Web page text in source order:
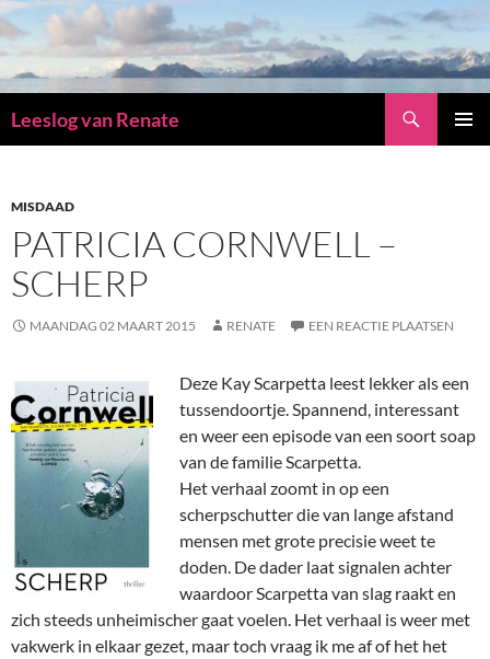
Leeslog van Renate
INHOUD
MISDAAD
PATRICIA CORNWELL –
SCHERP
MAANDAG 02 MAART 2015 RENATE EEN REACTIE PLAATSEN
Deze Kay Scarpetta leest lekker als een
tussendoortje. Spannend, interessant
en weer een episode van een soort soap
van de familie Scarpetta.
Het verhaal zoomt in op een
scherpschutter die van lange afstand
mensen met grote precisie weet te
doden. De dader laat signalen achter
waardoor Scarpetta van slag raakt en
zich steeds unheimischer gaat voelen. Het verhaal is weer met
vakwerk in elkaar gezet, maar toch vraag ik me af of het het